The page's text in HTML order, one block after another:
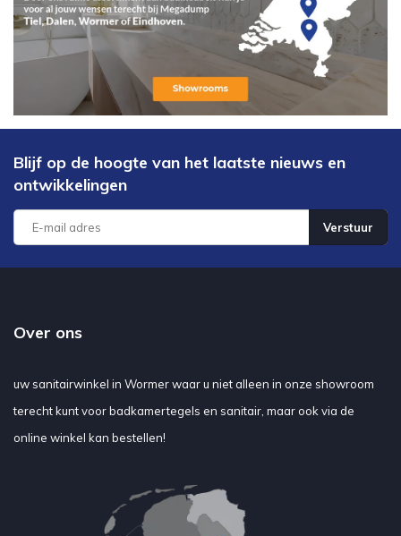
Blijf op de hoogte van het laatste nieuws en
ontwikkelingen
Verstuur
Over ons
uw sanitairwinkel in Wormer waar u niet alleen in onze showroom
terecht kunt voor badkamertegels en sanitair, maar ook via de
online winkel kan bestellen!